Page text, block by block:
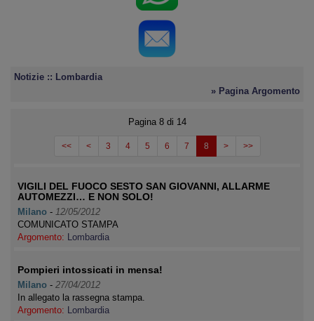
Notizie :: Lombardia
» Pagina Argomento
Pagina 8 di 14
<< < 3 4 5 6 7 8 > >>
VIGILI DEL FUOCO SESTO SAN GIOVANNI, ALLARME
AUTOMEZZI… E NON SOLO!
Milano - 12/05/2012
COMUNICATO STAMPA
Argomento: Lombardia
Pompieri intossicati in mensa!
Milano - 27/04/2012
In allegato la rassegna stampa.
Argomento: Lombardia